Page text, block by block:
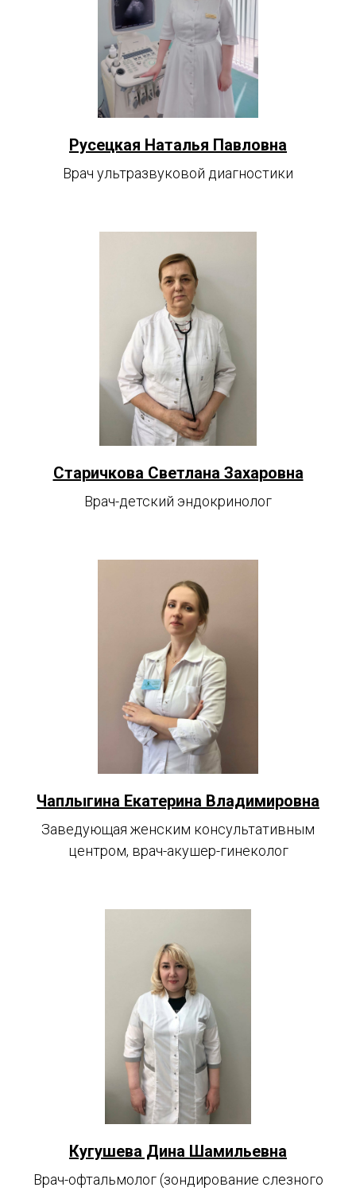
Русецкая Наталья Павловна
Врач ультразвуковой диагностики
Старичкова Светлана Захаровна
Врач-детский эндокринолог
Чаплыгина Екатерина Владимировна
Заведующая женским консультативным
центром, врач-акушер-гинеколог
Кугушева Дина Шамильевна
Врач-офтальмолог (зондирование слезного